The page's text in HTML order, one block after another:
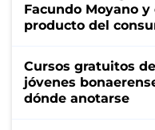
Facundo Moyano
producto del
Cursos gratuitos
jóvenes
dónde anotarse